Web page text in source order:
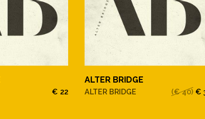
€ 22
ALTER BRIDGE
ALTER BRIDGE (€ 40) €